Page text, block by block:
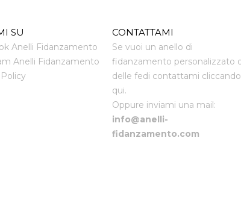
SU
Anelli Fidanzamento
Anelli Fidanzamento
CONTATTAMI
Se vuoi un anello di
fidanzamento personalizzato
delle fedi contattami cliccando
qui.
Oppure inviami una mail:
info@anelli-
fidanzamento.com